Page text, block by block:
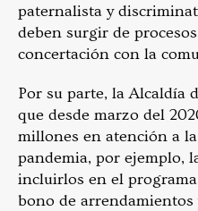
paternalista y
deben surgir de
concertación con la
Por su parte, la Alcaldía
que desde marzo del
millones en atención a
pandemia, por ejemplo,
incluirlos en el
bono de